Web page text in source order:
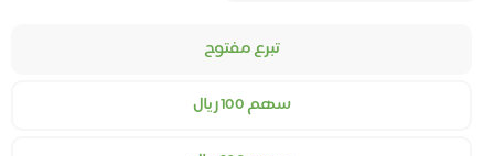
تبرع مفتوح
سهم 100 ريال